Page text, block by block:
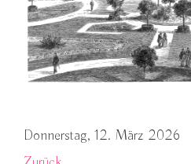
Donnerstag, 12. März 2026